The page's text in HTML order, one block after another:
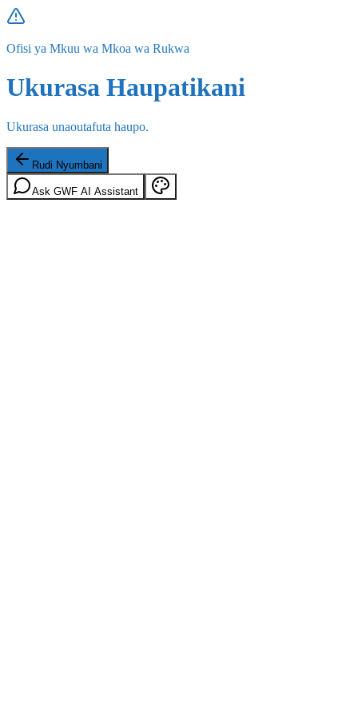
Ofisi ya Mkuu wa Mkoa wa Rukwa
Ukurasa Haupatikani
Ukurasa unaoutafuta haupo.
Rudi Nyumbani
Ask GWF AI Assistant